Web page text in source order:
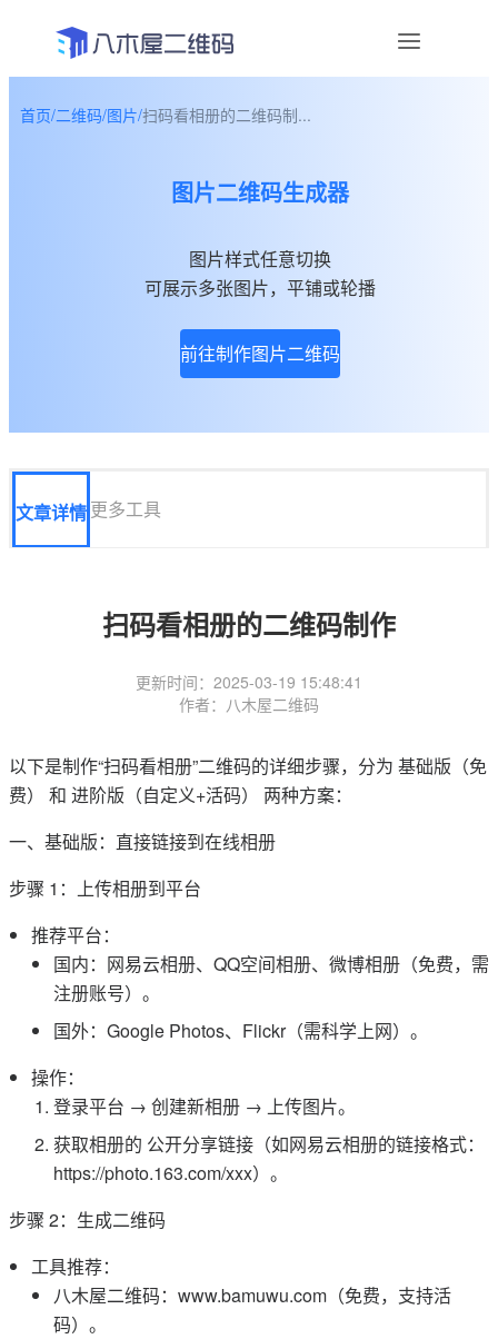
首页/二维码/图片/扫码看相册的二维码制...
图片二维码生成器
图片样式任意切换
可展示多张图片，平铺或轮播
前往制作图片二维码
文章详情更多工具
扫码看相册的二维码制作
更新时间：2025-03-19 15:48:41
作者：八木屋二维码
以下是制作“扫码看相册”二维码的详细步骤，分为 基础版（免
费） 和 进阶版（自定义+活码） 两种方案：
一、基础版：直接链接到在线相册
步骤 1：上传相册到平台
推荐平台：
国内：网易云相册、QQ空间相册、微博相册（免费，需
注册账号）。
国外：Google Photos、Flickr（需科学上网）。
操作：
登录平台 → 创建新相册 → 上传图片。
获取相册的 公开分享链接（如网易云相册的链接格式：
https://photo.163.com/xxx）。
步骤 2：生成二维码
工具推荐：
八木屋二维码：www.bamuwu.com（免费，支持活
码）。